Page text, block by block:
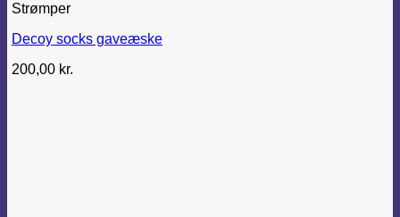
Strømper
Decoy socks gaveæske
200,00 kr.